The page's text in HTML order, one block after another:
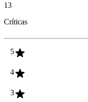
13
Críticas
5
4
3